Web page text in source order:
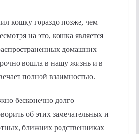
кошку гораздо позже, чем
на это, кошка является
домашних
вошла в нашу жизнь и в
полной взаимностью.
бесконечно долго
об этих замечательных и
ближних родственниках